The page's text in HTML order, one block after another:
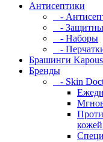
Антисептики
-
-
- Наборы
-
Брашинги Kapous
Бренды
- Skin
кожей